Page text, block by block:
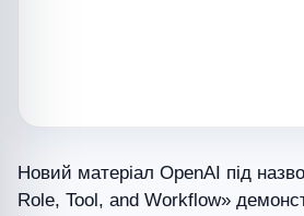
Новий матеріал OpenAI під
Role, Tool, and Workflow»